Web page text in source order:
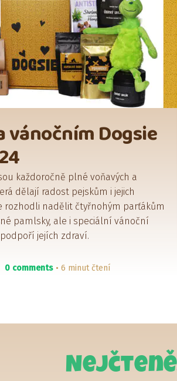
vánočním Dogsie
každoročně plné voňavých a
dělají radost pejskům i jejich
rozhodli nadělit čtyřnohým parťákům
pamlsky, ale i speciální vánoční
jejích zdraví.
0 comments 6 minut čtení